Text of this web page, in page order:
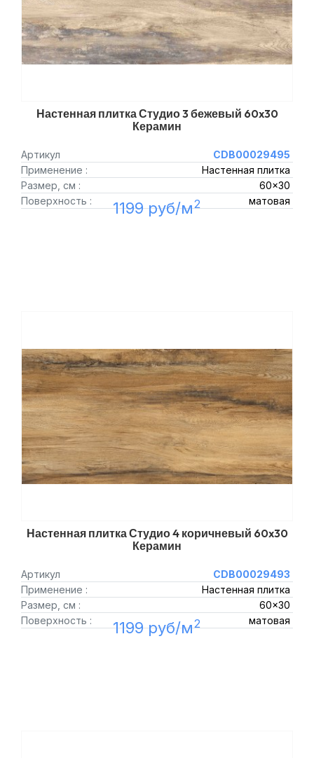
Настенная плитка Студио 3 бежевый 60x30
Керамин
Артикул
CDB00029495
Применение :
Настенная плитка
Размер, см :
60x30
Поверхность :
матовая
1199 руб/м2
Настенная плитка Студио 4 коричневый 60x30
Керамин
Артикул
CDB00029493
Применение :
Настенная плитка
Размер, см :
60x30
Поверхность :
матовая
1199 руб/м2